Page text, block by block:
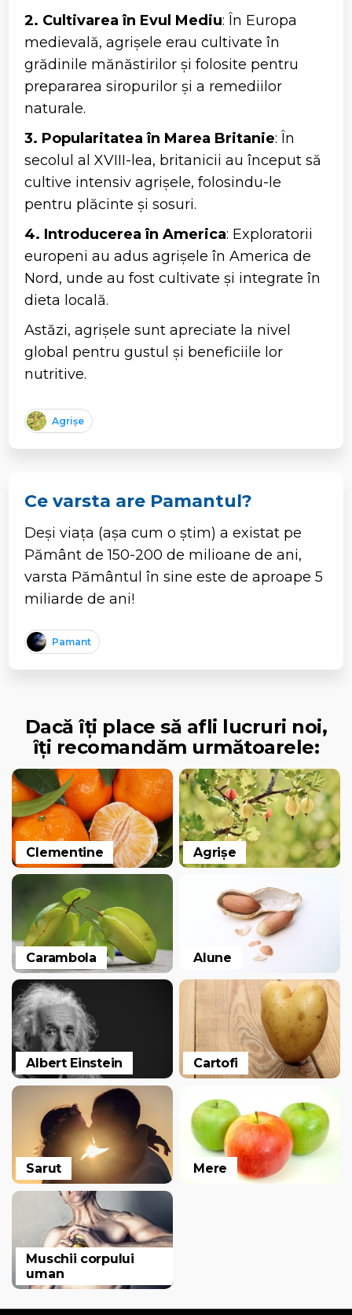
2. Cultivarea în Evul Mediu: În Europa
medievală, agrișele erau cultivate în
grădinile mănăstirilor și folosite pentru
prepararea siropurilor și a remediilor
naturale.
3. Popularitatea în Marea Britanie: În
secolul al XVIII-lea, britanicii au început să
cultive intensiv agrișele, folosindu-le
pentru plăcinte și sosuri.
4. Introducerea în America: Exploratorii
europeni au adus agrișele în America de
Nord, unde au fost cultivate și integrate în
dieta locală.
Astăzi, agrișele sunt apreciate la nivel
global pentru gustul și beneficiile lor
nutritive.
Agrișe
Ce varsta are Pamantul?
Deși viața (așa cum o știm) a existat pe
Pământ de 150-200 de milioane de ani,
varsta Pământul în sine este de aproape 5
miliarde de ani!
Pamant
Dacă îți place să afli lucruri noi,
îți recomandăm următoarele:
Clementine Agrișe
Carambola Alune
Albert Einstein Cartofi
Sarut Mere
Muschii corpului
uman